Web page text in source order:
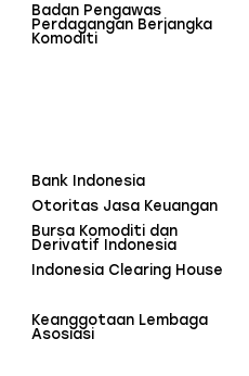
Badan Pengawas
Perdagangan Berjangka
Komoditi
Bank Indonesia
Otoritas Jasa Keuangan
Bursa Komoditi dan
Derivatif Indonesia
Indonesia Clearing House
Keanggotaan Lembaga
Asosiasi